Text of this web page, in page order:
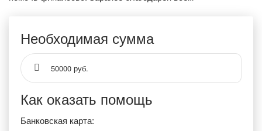
Необходимая сумма
50000 руб.
Как оказать помощь
Банковская карта: